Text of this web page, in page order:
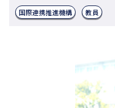
国際連携推進機構 教員